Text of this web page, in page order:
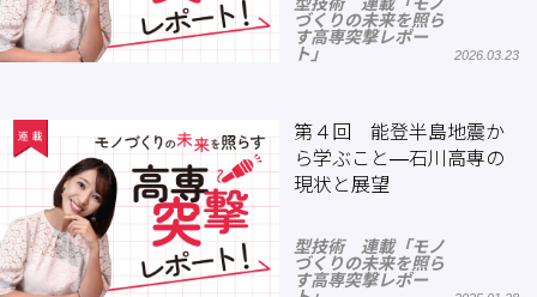
づくりの未来を照ら
す高専突撃レポー
ト」
2026.03.23
第４回 能登半島地震か
ら学ぶこと―石川高専の
現状と展望
型技術 連載「モノ
づくりの未来を照ら
す高専突撃レポー